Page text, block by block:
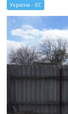
Україна - ЄС